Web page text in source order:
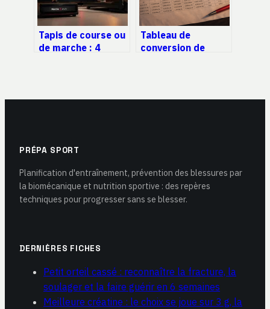
Tapis de course ou
de marche : 4
objectifs
Tableau de
conversion de
plus se tromper
PRÉPA SPORT
Planification d'entraînement, prévention des blessures par
la biomécanique et nutrition sportive : des repères
techniques pour progresser sans se blesser.
DERNIÈRES FICHES
Petit orteil cassé : reconnaître la fracture, la
soulager et la faire guérir en 6 semaines
Meilleure créatine : le choix se joue sur 3 g, la